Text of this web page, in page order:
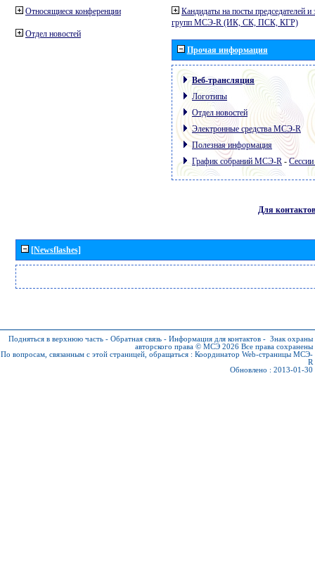
Относящиеся конференции
Отдел новостей
Кандидаты на посты председателей и
групп МСЭ-R (ИК, СК, ПСК, КГР)
Прочая информация
Веб-трансляция
Логотипы
Отдел новостей
Электронные средства МСЭ-R
Полезная информация
График собраний МСЭ-R -
Для контактов
[Newsflashes]
Подняться в верхнюю часть - Обратная связь - Информация для контактов - Знак охраны
авторского права © МСЭ 2026 Все права сохранены
По вопросам, связанным с этой страницей, обращаться : Координатор Web-страницы МСЭ-
R
Обновлено : 2013-01-30